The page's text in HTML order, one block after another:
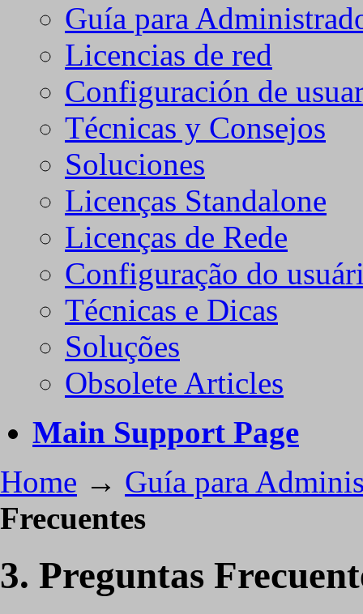
Guía para
Licencias de red
Configuración de
Técnicas y Consejos
Soluciones
Licenças Standalone
Licenças de Rede
Configuração do
Técnicas e Dicas
Soluções
Obsolete Articles
Main Support Page
Home → Guía para
Frecuentes
3. Preguntas